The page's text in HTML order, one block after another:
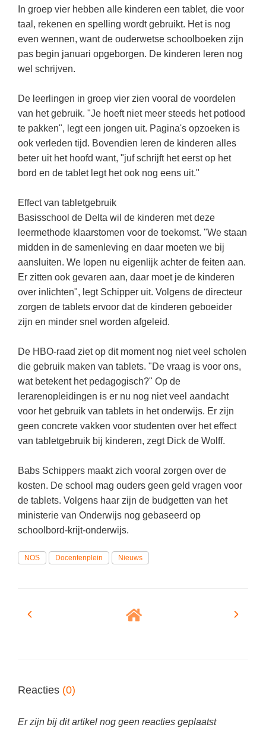
Eindhoven
Amersfoort(11)
Lelystad(10)
Maatschappijleer
Muziek
Natuurkunde
Rekenen / Wiskunde
Scheikunde
Sociale vaardigheden
Spaans
Topografie
Verkeer
Verzorging
THEMA'S
De boerderij
Duurzaamheid
Eerste wereldoorlog
Evolutieleer
Feest- en Gedenkdagen
Kerstfeest
Kinderboekenweek
Kleurplaten
Mediawijsheid
Sinterklaas
Biologie
Examentraining
Frans
Media
Nederlands
Rekenen
Sociale vaardigheden
Taalvaardigheden
LESMATERIAAL
Beeldende Vorming
Biologie
Geld PO
Geld VO
Geschiedenis
Maatschappijleer
Rekenen
Sociale vaardigheden
Vakoverstijgend
Verzorging
MEER...
Kruiswoordpuzzels
Schoolspullen
In groep vier hebben alle kinderen een tablet, die voor
taal, rekenen en spelling wordt gebruikt. Het is nog
even wennen, want de ouderwetse schoolboeken zijn
pas begin januari opgeborgen. De kinderen leren nog
wel schrijven.
De leerlingen in groep vier zien vooral de voordelen
van het gebruik. "Je hoeft niet meer steeds het potlood
te pakken", legt een jongen uit. Pagina's opzoeken is
ook verleden tijd. Bovendien leren de kinderen alles
beter uit het hoofd want, "juf schrijft het eerst op het
bord en de tablet legt het ook nog eens uit."
Effect van tabletgebruik
Basisschool de Delta wil de kinderen met deze
leermethode klaarstomen voor de toekomst. "We staan
midden in de samenleving en daar moeten we bij
aansluiten. We lopen nu eigenlijk achter de feiten aan.
Er zitten ook gevaren aan, daar moet je de kinderen
over inlichten", legt Schipper uit. Volgens de directeur
zorgen de tablets ervoor dat de kinderen geboeider
zijn en minder snel worden afgeleid.
De HBO-raad ziet op dit moment nog niet veel scholen
die gebruik maken van tablets. "De vraag is voor ons,
wat betekent het pedagogisch?" Op de
lerarenopleidingen is er nu nog niet veel aandacht
voor het gebruik van tablets in het onderwijs. Er zijn
geen concrete vakken voor studenten over het effect
van tabletgebruik bij kinderen, zegt Dick de Wolff.
Babs Schippers maakt zich vooral zorgen over de
kosten. De school mag ouders geen geld vragen voor
de tablets. Volgens haar zijn de budgetten van het
ministerie van Onderwijs nog gebaseerd op
schoolbord-krijt-onderwijs.
NOS Docentenplein Nieuws
Reacties (0)
Er zijn bij dit artikel nog geen reacties geplaatst